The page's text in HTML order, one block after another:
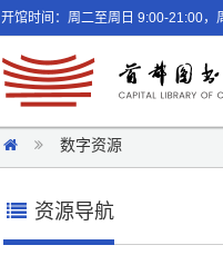
开馆时间：周二至周日 9:00-21:00，
数字资源
资源导航